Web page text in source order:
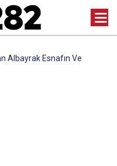
Albayrak Esnafın Ve